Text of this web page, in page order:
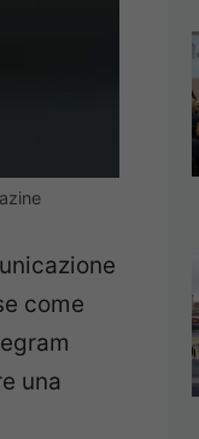
come
una